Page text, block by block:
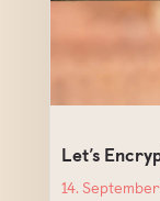
Let’s
14.